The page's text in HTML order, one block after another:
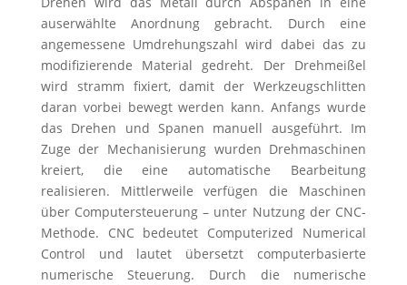
auserwählte Anordnung gebracht. Durch eine
angemessene Umdrehungszahl wird dabei das zu
modifizierende Material gedreht. Der Drehmeißel
wird stramm fixiert, damit der Werkzeugschlitten
daran vorbei bewegt werden kann. Anfangs wurde
das Drehen und Spanen manuell ausgeführt. Im
Zuge der Mechanisierung wurden Drehmaschinen
kreiert, die eine automatische Bearbeitung
realisieren. Mittlerweile verfügen die Maschinen
über Computersteuerung – unter Nutzung der CNC-
Methode. CNC bedeutet Computerized Numerical
Control und lautet übersetzt computerbasierte
numerische Steuerung. Durch die numerische